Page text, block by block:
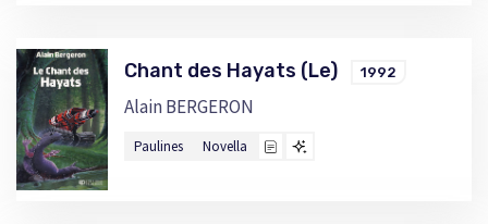
Chant des Hayats (Le) 1992
Alain BERGERON
Paulines Novella